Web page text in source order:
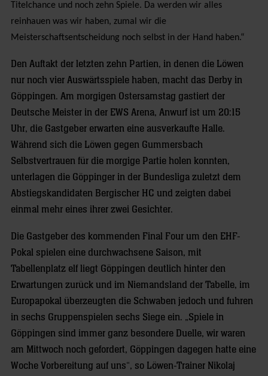
Titelchance und noch zehn Spiele. Da werden wir alles
reinhauen was wir haben, zumal wir die
Meisterschaftsentscheidung noch selbst in der Hand haben.“
Den Auftakt der letzten zehn Partien, in denen die Löwen
nur noch vier Auswärtsspiele haben, macht das Derby in
Göppingen. Am morgigen Ostersamstag gastiert der
Deutsche Meister in der EWS Arena, Anwurf ist um 20:15
Uhr, die Gastgeber erwarten eine ausverkaufte Halle.
Während sich die Löwen gegen Gummersbach
Selbstvertrauen für die morgige Partie holen konnten,
unterlagen die Göppinger in der Bundesliga zuletzt dem
Abstiegskandidaten Bergischer HC und zeigten dabei
einmal mehr eines ihrer zwei Gesichter.
Die Gastgeber des kommenden Final Four um den EHF-
Pokal spielen eine durchwachsene Saison, mit
Tabellenplatz elf liegt Göppingen deutlich hinter den
Erwartungen zurück und im Niemandsland der Tabelle, im
Europapokal überzeugten die Schwaben jedoch und fuhren
in sechs Gruppenspielen sechs Siege ein. „Spiele in
Göppingen sind immer ganz besondere Duelle, wir waren
am Mittwoch noch gefordert, Göppingen dagegen hatte eine
Woche Vorbereitung auf uns“, so Löwen-Trainer Nikolaj